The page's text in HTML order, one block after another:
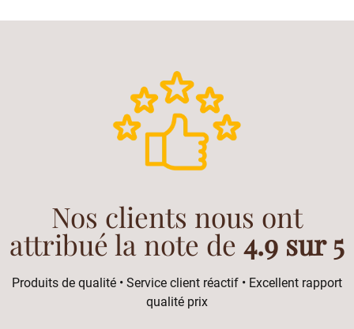
Nos clients nous ont
attribué la note de 4.9 sur 5
Produits de qualité • Service client réactif • Excellent rapport
qualité prix